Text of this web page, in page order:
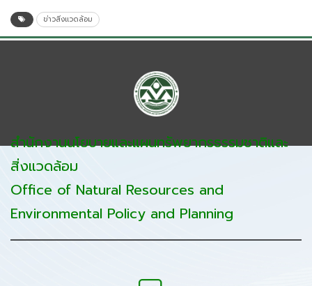
ข่าวสิ่งแวดล้อม
สำนักงานนโยบายและแผนทรัพยากรธรรมชาติและ
สิ่งแวดล้อม
Office of Natural Resources and
Environmental Policy and Planning